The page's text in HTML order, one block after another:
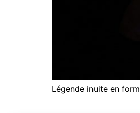
Légende inuite en